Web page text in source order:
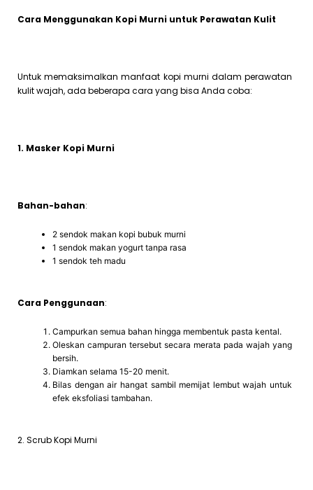
Cara Menggunakan Kopi Murni untuk Perawatan Kulit
Untuk memaksimalkan manfaat kopi murni dalam perawatan
kulit wajah, ada beberapa cara yang bisa Anda coba:
1. Masker Kopi Murni
Bahan-bahan:
2 sendok makan kopi bubuk murni
1 sendok makan yogurt tanpa rasa
1 sendok teh madu
Cara Penggunaan:
Campurkan semua bahan hingga membentuk pasta kental.
Oleskan campuran tersebut secara merata pada wajah yang
bersih.
Diamkan selama 15-20 menit.
Bilas dengan air hangat sambil memijat lembut wajah untuk
efek eksfoliasi tambahan.
2. Scrub Kopi Murni